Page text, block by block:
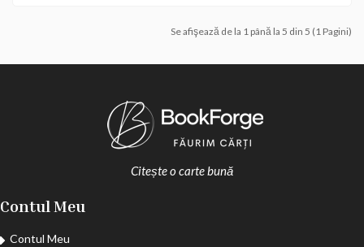
Se afişează de la 1 până la 5 din 5 (1 Pagini)
Citește o carte bună
Contul Meu
Contul Meu